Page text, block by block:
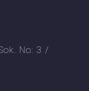
No: 3 /